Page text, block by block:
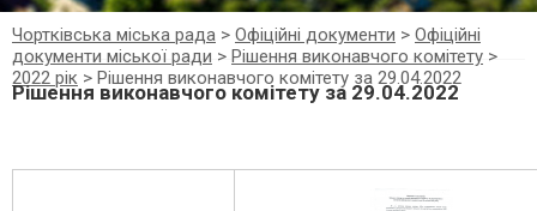
Чортківська міська рада > Офіційні документи > Офіційні
документи міської ради > Рішення виконавчого комітету >
2022 рік > Рішення виконавчого комітету за 29.04.2022
Рішення виконавчого комітету за 29.04.2022